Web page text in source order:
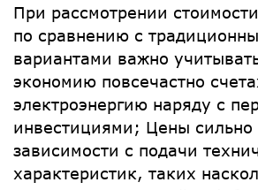
При рассмотрении
по сравнению с
вариантами важно
экономию повсечастно
электроэнергию наряду с
инвестициями; Цены сильно
зависимости с подачи
характеристик, таких